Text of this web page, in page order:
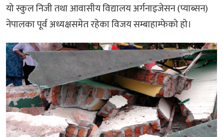
यो स्कुल निजी तथा आवासीय विद्यालय अर्गनाइजेसन (प्याब्सन)
नेपालका पूर्व अध्यक्षसमेत रहेका विजय सम्बाहाम्फेको हो।